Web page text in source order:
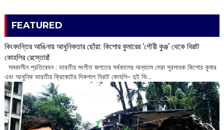
FEATURED
কিংবদন্তির আঙিনায় আধুনিকতার ছোঁয়া: কিশোর কুমারের ‘গৌরী কুঞ্জ’ থেকে বিরাট
কোহলির রেস্তোরাঁ
‌ সমকালীন প্রতিবেদন : ভারতীয় সংগীত জগতের সর্বকালের অন্যতম সেরা সুরসাধক কিশোর কুমার
এবং আধুনিক ভারতীয় ক্রিকেটের দিকপাল বিরাট কোহলি– ‌দুই ভি...